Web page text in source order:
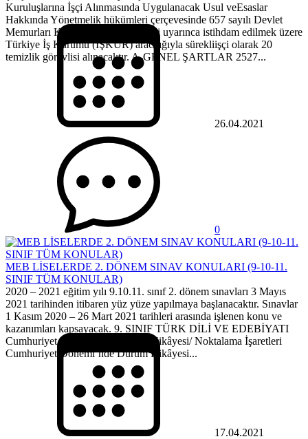
Kuruluşlarına İşçi Alınmasında Uygulanacak Usul veEsaslar
Hakkında Yönetmelik hükümleri çerçevesinde 657 sayılı Devlet
Memurları Kanununun4/D maddesi uyarınca istihdam edilmek üzere
Türkiye İş Kurumu (İŞKUR) aracılığıyla sürekliişçi olarak 20
temizlik görevlisi alınacaktır. A-GENEL ŞARTLAR 2527...
26.04.2021
0
MEB LİSELERDE 2. DÖNEM SINAV KONULARI (9-10-11.
SINIF TÜM KONULAR)
2020 – 2021 eğitim yılı 9.10.11. sınıf 2. dönem sınavları 3 Mayıs
2021 tarihinden itibaren yüz yüze yapılmaya başlanacaktır. Sınavlar
1 Kasım 2020 – 26 Mart 2021 tarihleri arasında işlenen konu ve
kazanımları kapsayacak. 9. SINIF TÜRK DİLİ VE EDEBİYATI
Cumhuriyet Dönemi’nde Durum Hikâyesi/ Noktalama İşaretleri
Cumhuriyet Dönemi’nde Durum Hikâyesi...
17.04.2021